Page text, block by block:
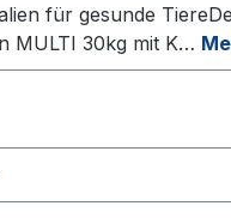
für gesunde
MULTI 30kg mit K…